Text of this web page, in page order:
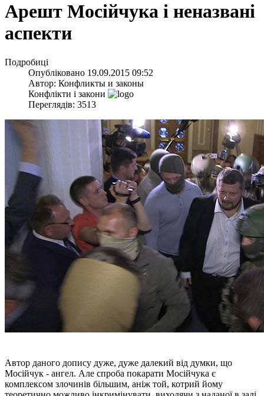
Арешт Мосійчука і неназвані
аспекти
Подробиці
Опубліковано 19.09.2015 09:52
Автор: Конфликты и законы
Конфлікти і закони
Переглядів: 3513
Автор даного допису дуже, дуже далекий від думки, що
Мосійчук - ангел. Але спроба покарати Мосійчука є
комплексом злочинів більшим, аніж той, котрий йому